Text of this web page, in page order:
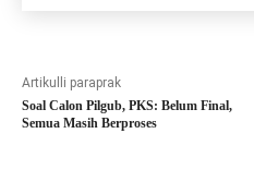
Artikulli paraprak
Soal Calon Pilgub, PKS: Belum Final,
Semua Masih Berproses